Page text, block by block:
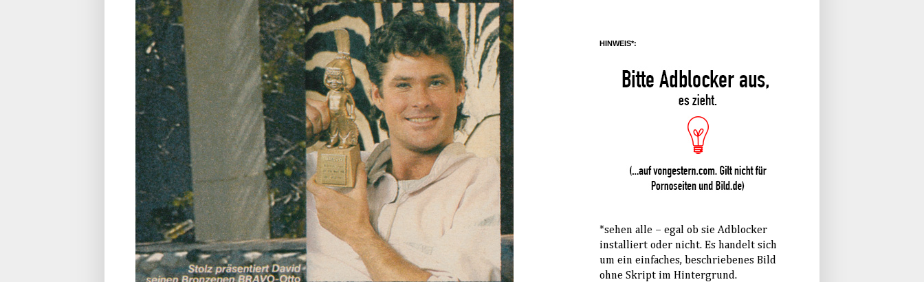
HINWEIS*:
*sehen alle – egal ob sie Adblocker
installiert oder nicht. Es handelt sich
um ein einfaches, beschriebenes Bild
ohne Skript im Hintergrund.